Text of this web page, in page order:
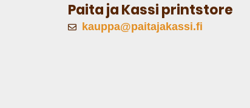
Paita ja Kassi printstore
kauppa@paitajakassi.fi